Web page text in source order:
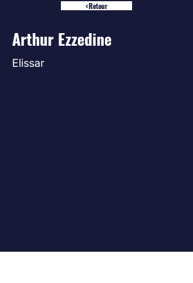
<Retour
Arthur Ezzedine
Elissar